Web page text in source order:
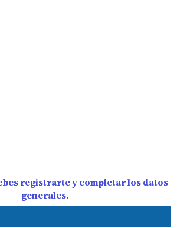
registrarte y completar los datos
generales.